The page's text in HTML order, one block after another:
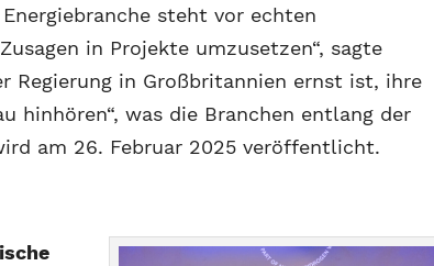
steht vor echten
in Projekte umzusetzen“, sagte
Regierung in Großbritannien ernst ist, ihre
hinhören“, was die Branchen entlang der
am 26. Februar 2025 veröffentlicht.